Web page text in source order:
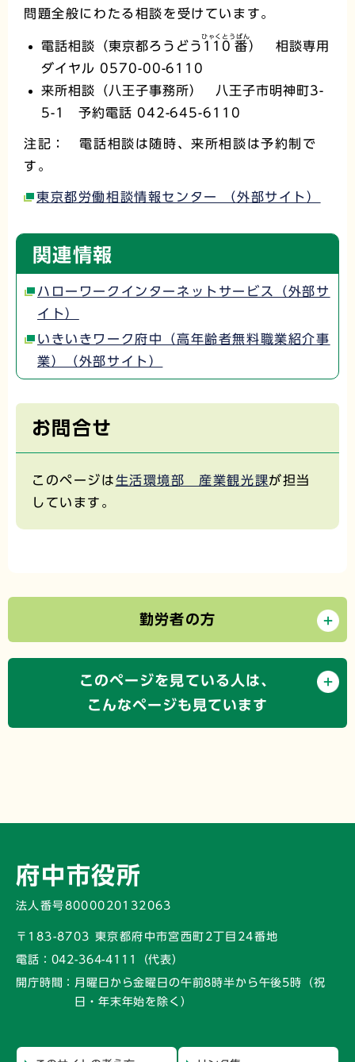
問題全般にわたる相談を受けています。
電話相談（東京都ろうどう 110番
ひゃくとうばん
） 相談専用
ダイヤル 0570-00-6110
来所相談（八王子事務所） 八王子市明神町3-
5-1 予約電話 042-645-6110
注記： 電話相談は随時、来所相談は予約制で
す。
東京都労働相談情報センター （外部サイト）
関連情報
ハローワークインターネットサービス（外部サ
イト）
いきいきワーク府中（高年齢者無料職業紹介事
業）（外部サイト）
お問合せ
このページは生活環境部 産業観光課が担当
しています。
勤労者の方
このページを見ている人は、
こんなページも見ています
府中市役所
法人番号8000020132063
〒183-8703 東京都府中市宮西町2丁目24番地
電話： 042-364-4111（代表）
開庁時間： 月曜日から金曜日の午前8時半から午後5時 （祝
日・年末年始を除く）